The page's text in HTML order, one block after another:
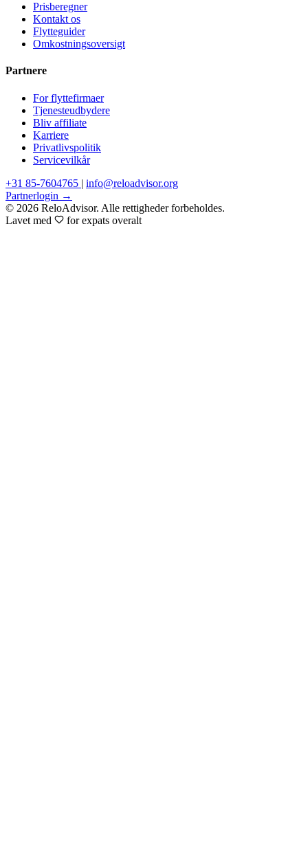
Prisberegner
Kontakt os
Flytteguider
Omkostningsoversigt
Partnere
For flyttefirmaer
Tjenesteudbydere
Bliv affiliate
Karriere
Privatlivspolitik
Servicevilkår
+31 85-7604765 | info@reloadvisor.org
Partnerlogin →
© 2026 ReloAdvisor. Alle rettigheder forbeholdes.
Lavet med
for expats overalt